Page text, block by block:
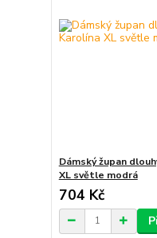
Dámský župan
XL světle modrá
704 Kč